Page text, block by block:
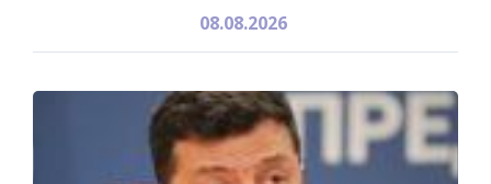
08.08.2026